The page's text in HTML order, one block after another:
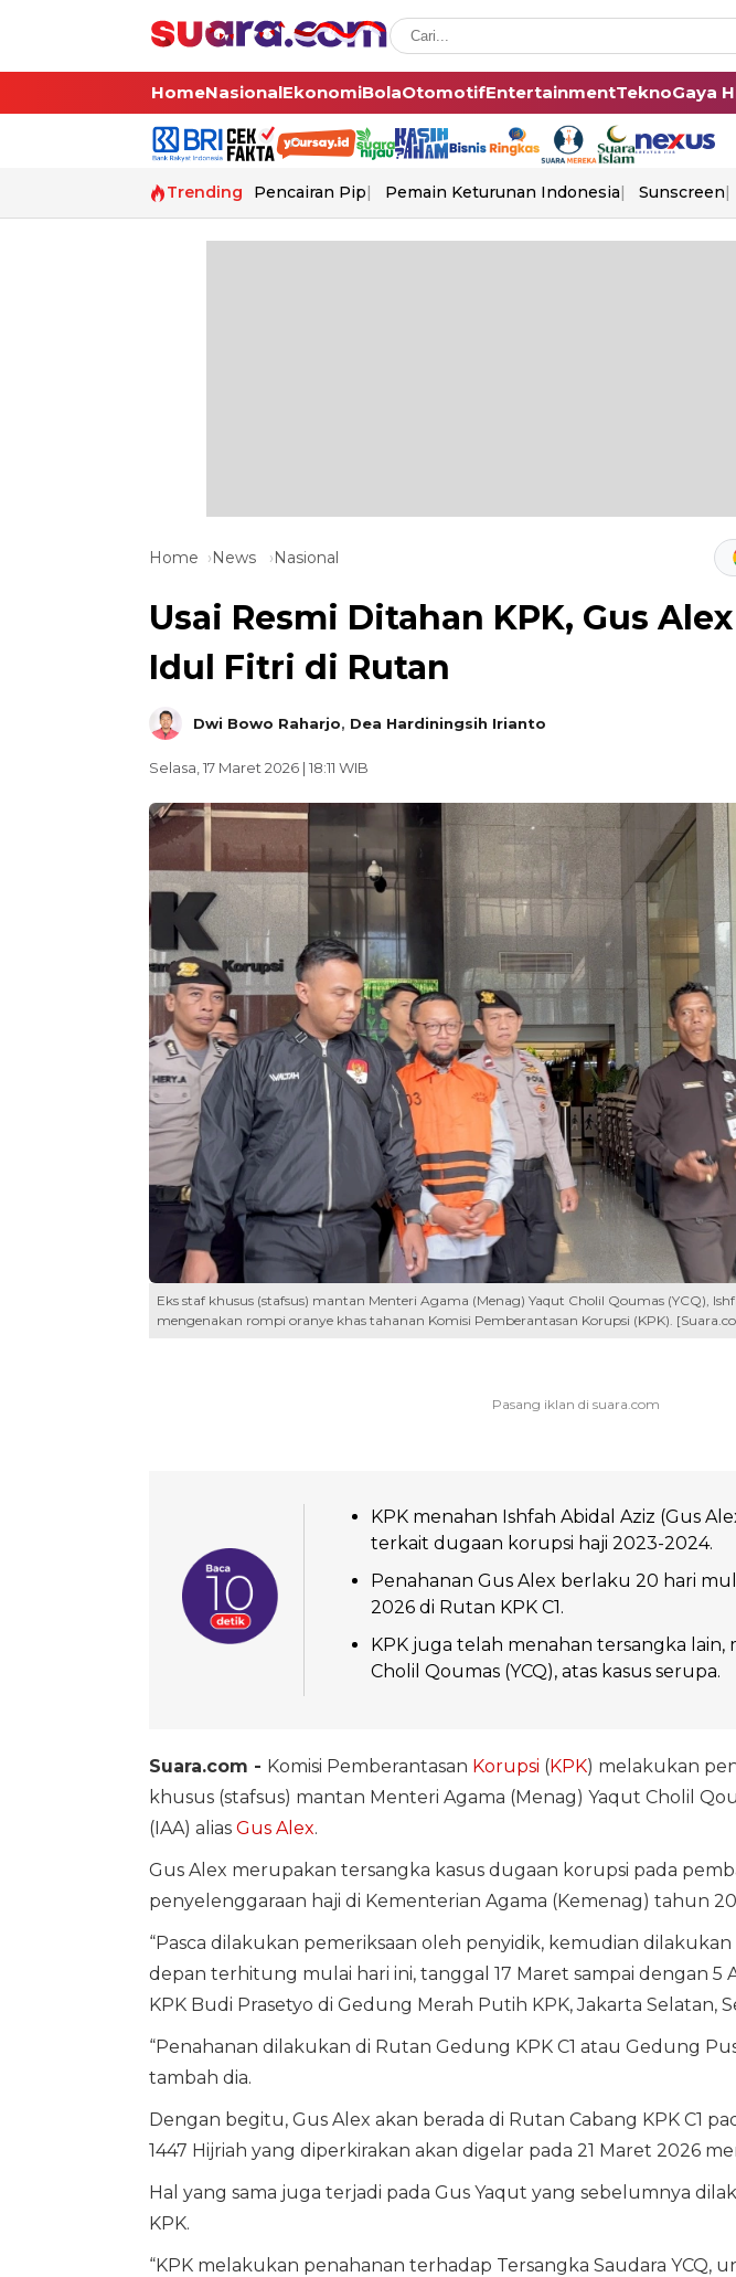
HomeNasionalEkonomiBolaOtomotifEntertainmentTeknoGaya
Trending Pencairan Pip Pemain Keturunan Indonesia Sunscreen
Home News Nasional
Usai Resmi Ditahan KPK, Gus
Idul Fitri di Rutan
Dwi Bowo Raharjo, Dea Hardiningsih Irianto
Selasa, 17 Maret 2026 | 18:11 WIB
Eks staf khusus (stafsus) mantan Menteri Agama (Menag) Yaqut Cholil Qoumas (YCQ),
mengenakan rompi oranye khas tahanan Komisi Pemberantasan Korupsi (KPK).
KPK menahan Ishfah Abidal Aziz (Gus
terkait dugaan korupsi haji 2023-2024.
Penahanan Gus Alex berlaku 20 hari
2026 di Rutan KPK C1.
KPK juga telah menahan tersangka lain,
Cholil Qoumas (YCQ), atas kasus serupa.
Suara.com - Komisi Pemberantasan Korupsi (KPK) melakukan
khusus (stafsus) mantan Menteri Agama (Menag) Yaqut Cholil
(IAA) alias Gus Alex.
Gus Alex merupakan tersangka kasus dugaan korupsi pada
penyelenggaraan haji di Kementerian Agama (Kemenag) tahun
“Pasca dilakukan pemeriksaan oleh penyidik, kemudian
depan terhitung mulai hari ini, tanggal 17 Maret sampai dengan 5
KPK Budi Prasetyo di Gedung Merah Putih KPK, Jakarta Selatan,
“Penahanan dilakukan di Rutan Gedung KPK C1 atau Gedung
tambah dia.
Dengan begitu, Gus Alex akan berada di Rutan Cabang KPK C1
1447 Hijriah yang diperkirakan akan digelar pada 21 Maret 2026
Hal yang sama juga terjadi pada Gus Yaqut yang sebelumnya
KPK.
“KPK melakukan penahanan terhadap Tersangka Saudara YCQ,